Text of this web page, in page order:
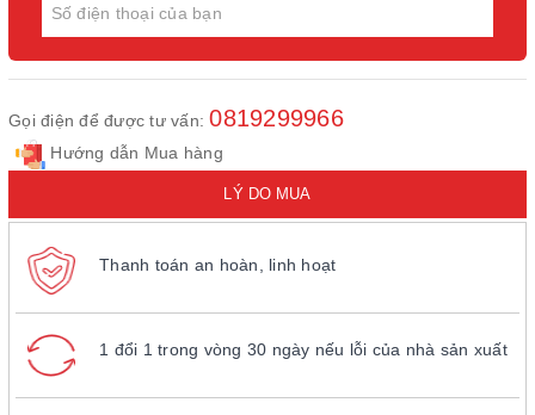
Gọi điện để được tư vấn:0819299966
Hướng dẫn Mua hàng
LÝ DO MUA
Thanh toán an hoàn, linh hoạt
1 đổi 1 trong vòng 30 ngày nếu lỗi của nhà sản xuất